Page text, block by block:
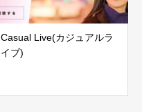
Casual Live(カジュアルラ
イブ)